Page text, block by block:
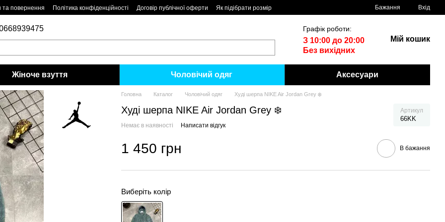
та повернення Політика конфіденційності Договір публічної оферти Як пiдiбрати розмiр Бажання Вхід
Графік роботи:
З 10:00 до 20:00
Без вихідних
Мій кошик
Жіноче взуття Чоловiчий одяг Аксесуари
Головна Каталог Чоловiчий одяг Худі шерпа NIKE Air Jordan Grey ❄️
Худі шерпа NIKE Air Jordan Grey ❄️ Артикул
66KK
Немає в наявності Написати відгук
1 450 грн В бажання
Виберіть колір